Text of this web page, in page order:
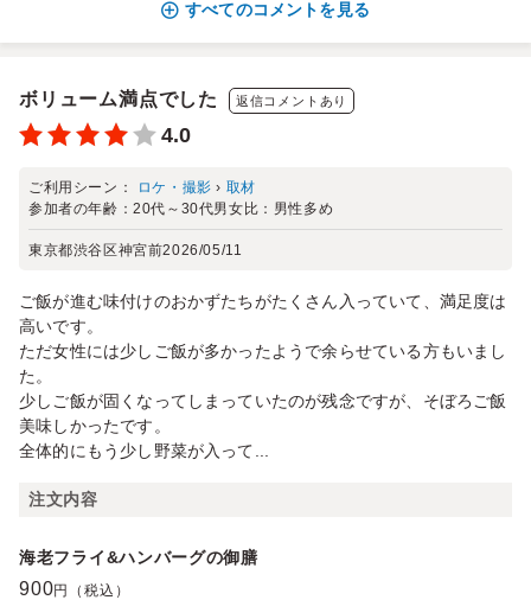
すべてのコメントを見る
ボリューム満点でした 返信コメントあり
4.0
ご利用シーン： ロケ・撮影 › 取材
参加者の年齢：20代～30代男女比： 男性多め
東京都渋谷区神宮前2026/05/11
ご飯が進む味付けのおかずたちがたくさん入っていて、満足度は
高いです。
ただ女性には少しご飯が多かったようで余らせている方もいまし
た。
少しご飯が固くなってしまっていたのが残念ですが、そぼろご飯
美味しかったです。
全体的にもう少し野菜が入って...
注文内容
海老フライ&ハンバーグの御膳
900円（税込）